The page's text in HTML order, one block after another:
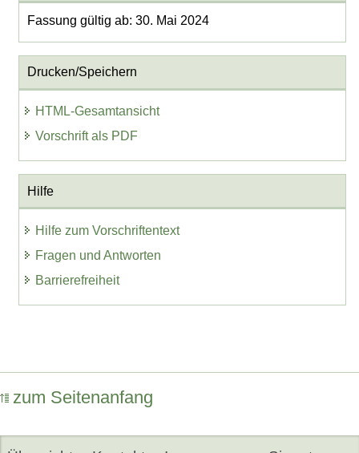
Fassung gültig ab: 30. Mai 2024
Drucken/Speichern
HTML-Gesamtansicht
Vorschrift als PDF
Hilfe
Hilfe zum Vorschriftentext
Fragen und Antworten
Barrierefreiheit
zum Seitenanfang